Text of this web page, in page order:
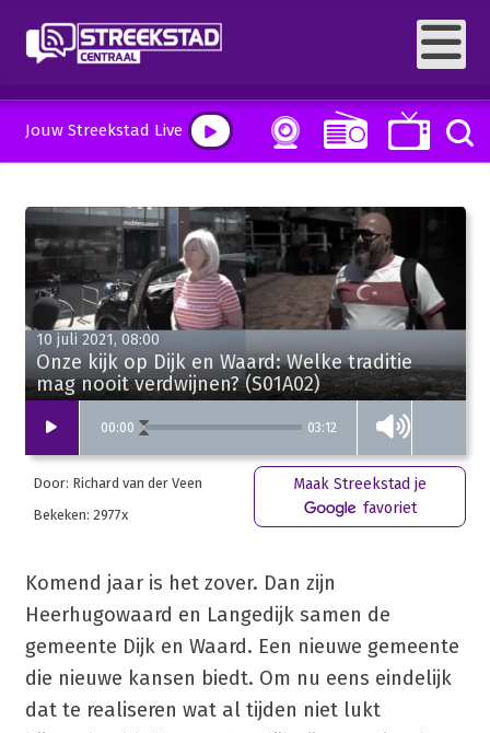
Jouw Streekstad Live
00:00 03:12
10 juli 2021, 08:00
Onze kijk op Dijk en Waard: Welke traditie
mag nooit verdwijnen? (S01A02)
Door: Richard van der Veen
Bekeken: 2977x
Maak Streekstad je
favoriet
Komend jaar is het zover. Dan zijn
Heerhugowaard en Langedijk samen de
gemeente Dijk en Waard. Een nieuwe gemeente
die nieuwe kansen biedt. Om nu eens eindelijk
dat te realiseren wat al tijden niet lukt